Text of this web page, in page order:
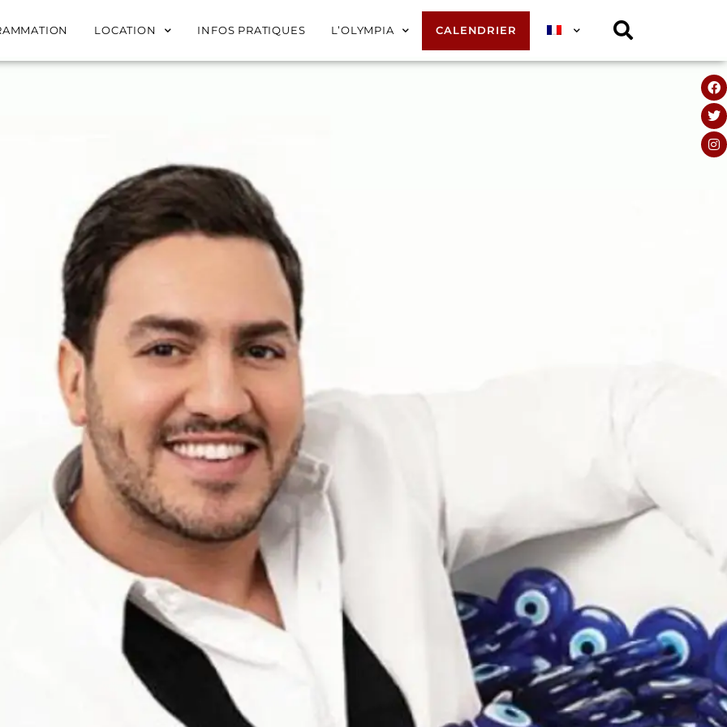
LOCATION INFOS PRATIQUES L’OLYMPIA CALENDRIER